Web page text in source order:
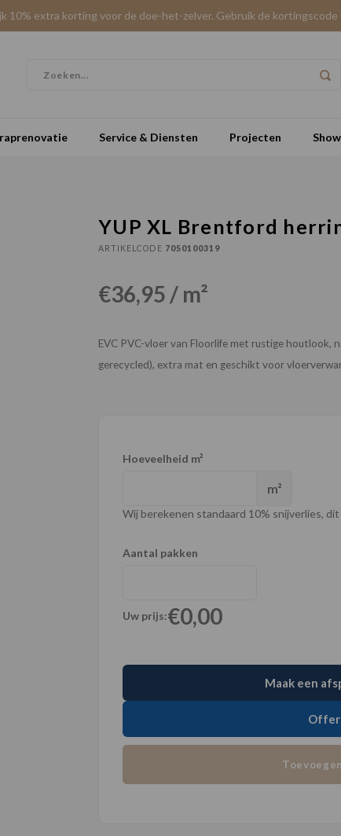
10% extra korting voor de doe-het-zelver. Gebruik de kortingscode
Service & Diensten Projecten
YUP XL Brentford
ARTIKELCODE 7050100319
€36,95 / m²
EVC PVC-vloer van Floorlife met rustige houtlook,
gerecycled), extra mat en geschikt voor
Hoeveelheid m²
m²
Wij berekenen standaard 10% snijverlies,
Aantal pakken
Uw prijs:€0,00
Maak een